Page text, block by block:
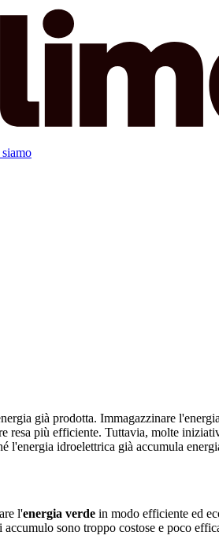
già prodotta. Immagazzinare
resa più efficiente. Tuttavia, molte
l'energia idroelettrica già accumula
l'energia verde in modo efficiente ed
sono troppo costose e poco